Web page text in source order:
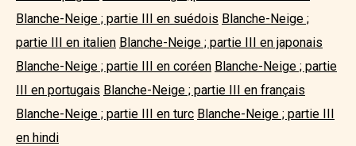
Blanche-Neige ; partie III en suédois Blanche-Neige ;
partie III en italien Blanche-Neige ; partie III en japonais
Blanche-Neige ; partie III en coréen Blanche-Neige ; partie
III en portugais Blanche-Neige ; partie III en français
Blanche-Neige ; partie III en turc Blanche-Neige ; partie III
en hindi